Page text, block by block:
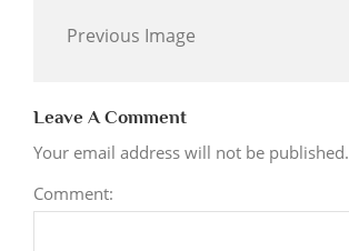
Previous Image
Leave A Comment
Your email address will not be published.
Comment: